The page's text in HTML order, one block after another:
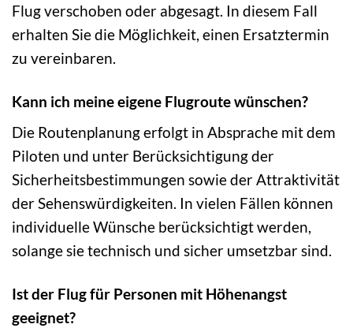
Flug verschoben oder abgesagt. In diesem Fall
erhalten Sie die Möglichkeit, einen Ersatztermin
zu vereinbaren.
Kann ich meine eigene Flugroute wünschen?
Die Routenplanung erfolgt in Absprache mit dem
Piloten und unter Berücksichtigung der
Sicherheitsbestimmungen sowie der Attraktivität
der Sehenswürdigkeiten. In vielen Fällen können
individuelle Wünsche berücksichtigt werden,
solange sie technisch und sicher umsetzbar sind.
Ist der Flug für Personen mit Höhenangst
geeignet?